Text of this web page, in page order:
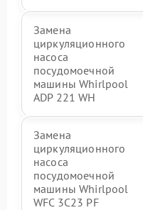
Замена
циркуляционного
насоса
посудомоечной
машины Whirlpool
ADP 221 WH
Замена
циркуляционного
насоса
посудомоечной
машины Whirlpool
WFC 3C23 PF